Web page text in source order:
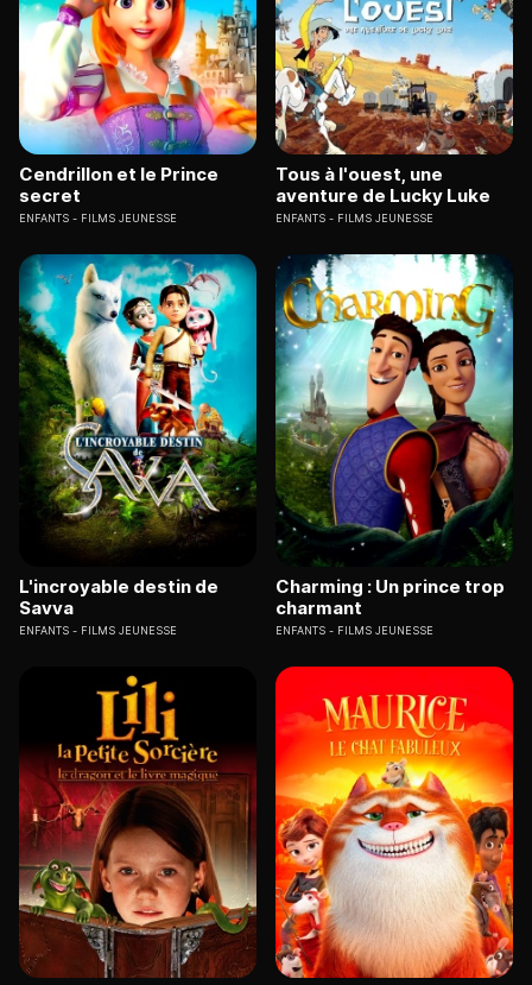
Cendrillon et le Prince
secret
ENFANTS FILMS JEUNESSE
Tous à l'ouest, une
aventure de Lucky Luke
ENFANTS FILMS JEUNESSE
L'incroyable destin de
Savva
ENFANTS FILMS JEUNESSE
Charming : Un prince trop
charmant
ENFANTS FILMS JEUNESSE